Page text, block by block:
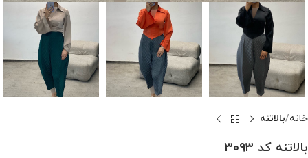
خانه بالاتنه
بالاتنه کد ۳۰۹۳